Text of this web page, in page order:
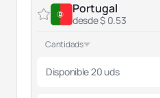
Portugal
desde $ 0.53
Cantidads
Disponible 20 uds